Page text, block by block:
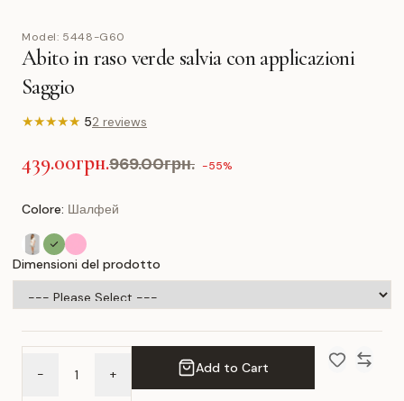
Model: 5448-G60
Abito in raso verde salvia con applicazioni
Saggio
★★★★★ 52 reviews
439.00грн.969.00грн. -55%
Colore: Шалфей
Dimensioni del prodotto
- + Add to Cart